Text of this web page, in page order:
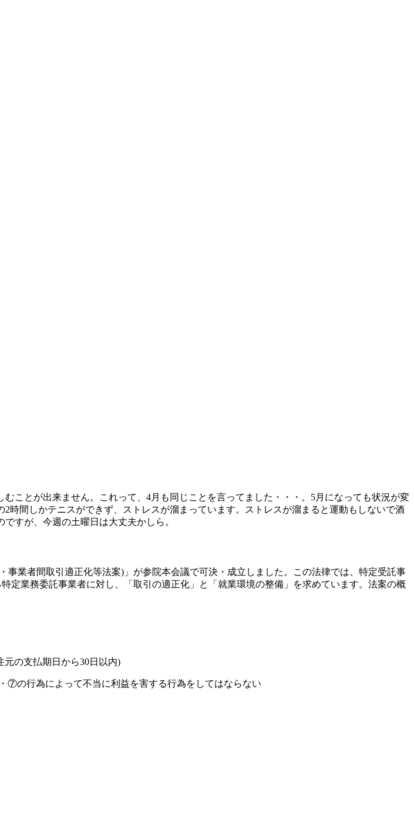
ことが出来ません。これって、4月も同じことを言ってました・・・。5月になっても状況が変
間しかテニスができず、ストレスが溜まっています。ストレスが溜まると運動もしないで酒
すが、今週の土曜日は大丈夫かしら。
業者間取引適正化等法案)」が参院本会議で可決・成立しました。この法律では、特定受託事
定業務委託事業者に対し、「取引の適正化」と「就業環境の整備」を求めています。法案の概
の支払期日から30日以内)
の行為によって不当に利益を害する行為をしてはならない